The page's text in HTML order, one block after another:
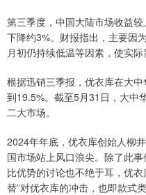
第三季度，中国大陆市场收益
下降约3%。财报指出，主要因
月初仍持续低温等因素，使实际
根据迅销三季报，优衣库在大
到19.5%。截至5月31日，大中
二大市场。
2024年年底，优衣库创始人柳
国市场站上风口浪尖。除了此
比优势的讨论也不绝于耳，优
替”对优衣库的冲击，也即款式